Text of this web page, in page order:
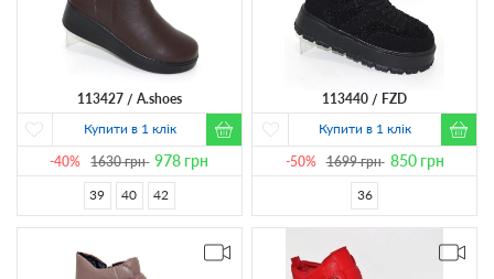
113427
A.shoes
Купити в 1 клік
-40% 1630грн 978 грн
39 40 42
113440
FZD
Купити в 1 клік
-50% 1699грн 850грн
36